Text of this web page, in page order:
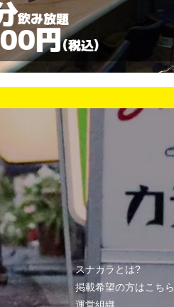
分飲み放題
円(税込)
スナカラとは?
掲載希望の方はこちら